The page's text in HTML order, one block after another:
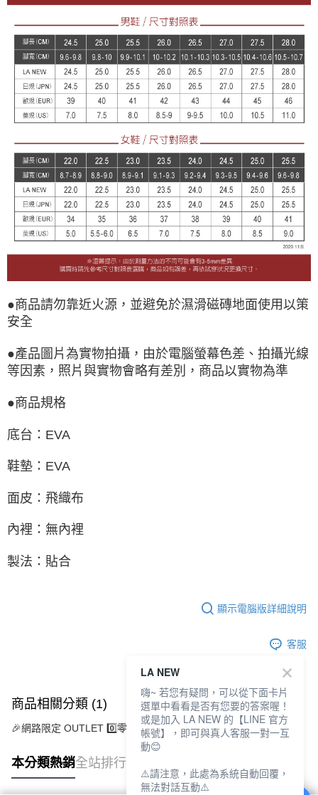
●商品請勿靠近火源，並避免於濕滑磁磚地面使用以策
安全
●產品圖片為實物拍攝，由於電腦螢幕色差、拍攝光線
等因素，照片與實物會略有差別，商品以實物為準
●商品規格
底台：EVA
鞋墊：EVA
面皮：飛織布
內裡：無內裡
製法：貼合
顯示電腦版詳細說明
客服
商品相關分類 (1)
🎉網路限定 OUTLET 0️⃣零碼特價出清 OUTLET鞋款
本分類熱銷全站排行
LA NEW
嗨~ 若您有疑問，可以從下面卡片
選單中看看是否有您要的答案喔！
或是加入 LA NEW 的【LINE 官方
帳號】，即可與真人客服一對一互
動😊
⚠️請注意，此處為系統自動回覆，
無法對話互動⚠️